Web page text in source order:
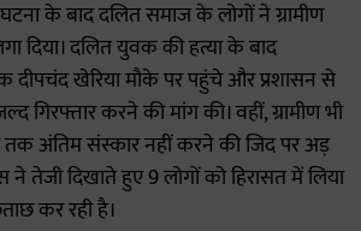
के बाद दलित समाज के लोगों ने ग्रामीण
दिया। दलित युवक की हत्या के बाद
दीपचंद खेरिया मौके पर पहुंचे और प्रशासन से
गिरफ्तार करने की मांग की। वहीं, ग्रामीण भी
तक अंतिम संस्कार नहीं करने की जिद पर अड़
तेजी दिखाते हुए 9 लोगों को हिरासत में लिया
कर रही है।